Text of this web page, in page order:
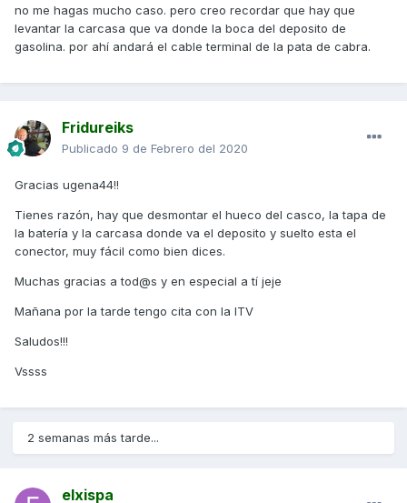
no me hagas mucho caso. pero creo recordar que hay que
levantar la carcasa que va donde la boca del deposito de
gasolina. por ahí andará el cable terminal de la pata de cabra.
Fridureiks
Publicado 9 de Febrero del 2020
Gracias ugena44!!
Tienes razón, hay que desmontar el hueco del casco, la tapa de
la batería y la carcasa donde va el deposito y suelto esta el
conector, muy fácil como bien dices.
Muchas gracias a tod@s y en especial a tí jeje
Mañana por la tarde tengo cita con la ITV
Saludos!!!
Vssss
2 semanas más tarde...
elxispa